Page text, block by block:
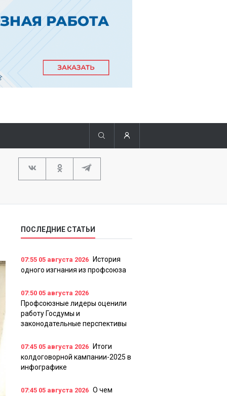
ПОСЛЕДНИЕ СТАТЬИ
07:55 05 августа 2026
История
одного изгнания из профсоюза
07:50 05 августа 2026
Профсоюзные лидеры оценили
работу Госдумы и
законодательные перспективы
07:45 05 августа 2026
Итоги
колдоговорной кампании-2025 в
инфографике
07:45 05 августа 2026 О чем